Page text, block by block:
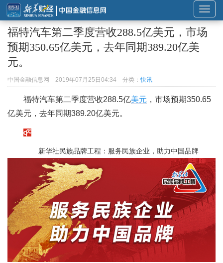
展
开
或
航
福特汽车第二季度营收288.5亿美元，市场
预期350.65亿美元，去年同期389.20亿美
元。
中国金融信息网 2019年07月25日04:34 分类：快讯
福特汽车第二季度营收288.5亿美元 ，市场预期350.65
亿美元，去年同期389.20亿美元。
新华社民族品牌工程：服务民族企业，助力中国品牌